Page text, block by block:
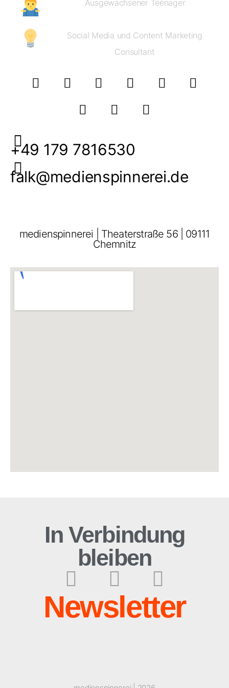
Ausgewachsener Teenager
Social Media und Content Marketing
Consultant
+49 179 7816530
falk@medienspinnerei.de
medienspinnerei | Theaterstraße 56 | 09111
Chemnitz
In Verbindung
bleiben
Newsletter